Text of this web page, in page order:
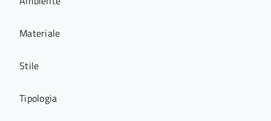
Materiale
Stile
Tipologia